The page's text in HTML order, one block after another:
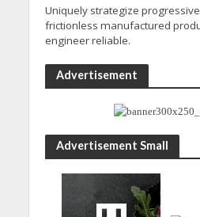
Uniquely strategize
frictionless manufactured
engineer reliable.
Advertisement
Advertisement Small